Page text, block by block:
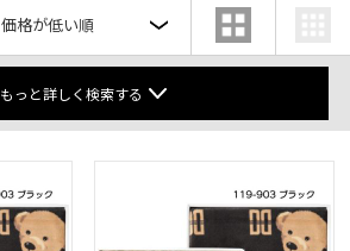
もっと詳しく検索する